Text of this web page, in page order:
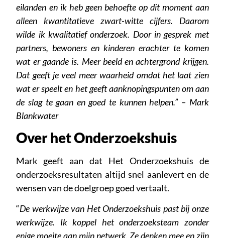
eilanden en ik heb geen behoefte op dit moment aan
alleen kwantitatieve zwart-witte cijfers. Daarom
wilde ik kwalitatief onderzoek. Door in gesprek met
partners, bewoners en kinderen erachter te komen
wat er gaande is. Meer beeld en achtergrond krijgen.
Dat geeft je veel meer waarheid omdat het laat zien
wat er speelt en het geeft aanknopingspunten om aan
de slag te gaan en goed te kunnen helpen.” – Mark
Blankwater
Over het Onderzoekshuis
Mark geeft aan dat Het Onderzoekshuis de
onderzoeksresultaten altijd snel aanlevert en de
wensen van de doelgroep goed vertaalt.
“De werkwijze van Het Onderzoekshuis past bij onze
werkwijze. Ik koppel het onderzoeksteam zonder
enige moeite aan mijn netwerk. Ze denken mee en zijn